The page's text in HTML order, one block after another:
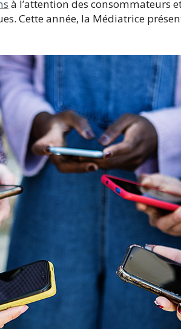
à l’attention des consommateurs
Cette année, la Médiatrice